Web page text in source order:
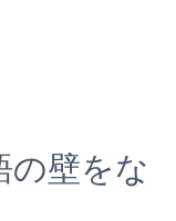
の壁をな